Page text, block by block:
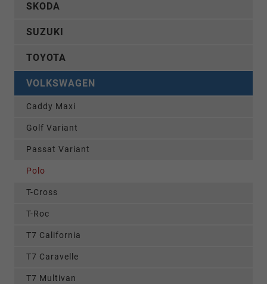
SKODA
SUZUKI
TOYOTA
VOLKSWAGEN
Caddy Maxi
Golf Variant
Passat Variant
Polo
T-Cross
T-Roc
T7 California
T7 Caravelle
T7 Multivan